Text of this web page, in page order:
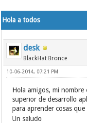
Hola a todos
desk
BlackHat Bronce
10-06-2014, 07:21 PM
Hola amigos, mi
superior de desarrollo
para aprender cosas
Un saludo